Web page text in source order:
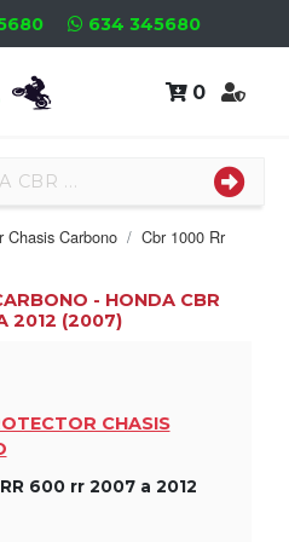
634 345680
0
Chasis Carbono
Cbr 1000 Rr
- HONDA CBR
2012 (2007)
CHASIS
600 rr 2007 a 2012